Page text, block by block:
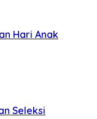
Hari Anak
Seleksi